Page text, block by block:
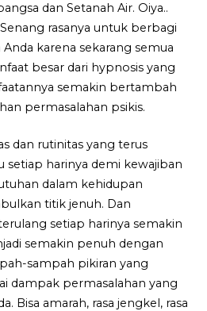
dan Setanah Air. Oiya..
rasanya untuk berbagi
karena sekarang semua
besar dari hypnosis yang
semakin bertambah
permasalahan psikis.
dan rutinitas yang terus
setiap harinya demi kewajiban
dalam kehidupan
titik jenuh. Dan
setiap harinya semakin
semakin penuh dengan
sampah pikiran yang
dampak permasalahan yang
Bisa amarah, rasa jengkel, rasa